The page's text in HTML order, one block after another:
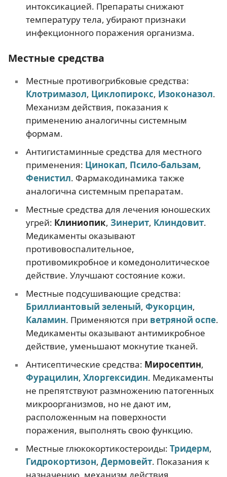
интоксикацией. Препараты снижают
температуру тела, убирают признаки
инфекционного поражения организма.
Местные средства
Местные противогрибковые средства:
Клотримазол, Циклопирокс, Изоконазол.
Механизм действия, показания к
применению аналогичны системным
формам.
Антигистаминные средства для местного
применения: Цинокап, Псило-бальзам,
Фенистил. Фармакодинамика также
аналогична системным препаратам.
Местные средства для лечения юношеских
угрей: Клиниопик, Зинерит, Клиндовит.
Медикаменты оказывают
противовоспалительное,
противомикробное и комедонолитическое
действие. Улучшают состояние кожи.
Местные подсушивающие средства:
Бриллиантовый зеленый, Фукорцин,
Каламин. Применяются при ветряной оспе.
Медикаменты оказывают антимикробное
действие, уменьшают мокнутие тканей.
Антисептические средства: Миросептин,
Фурацилин, Хлоргексидин. Медикаменты
не препятствуют размножению патогенных
микроорганизмов, но не дают им,
расположенным на поверхности
поражения, выполнять свою функцию.
Местные глюкокортикостероиды: Тридерм,
Гидрокортизон, Дермовейт. Показания к